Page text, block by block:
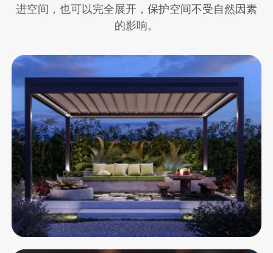
进空间，也可以完全展开，保护空间不受自然因素
的影响。